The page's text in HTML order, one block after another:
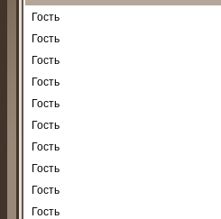
Гость
Гость
Гость
Гость
Гость
Гость
Гость
Гость
Гость
Гость